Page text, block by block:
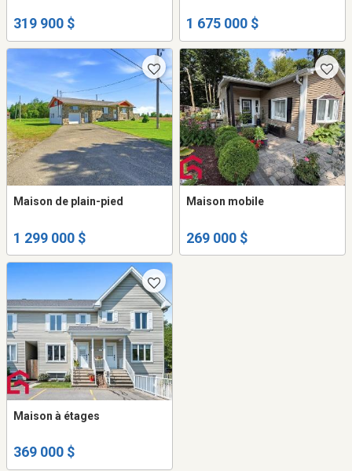
319 900 $ 1 675 000 $
Maison de plain-pied
1 299 000 $
Maison mobile
269 000 $
Maison à étages
369 000 $